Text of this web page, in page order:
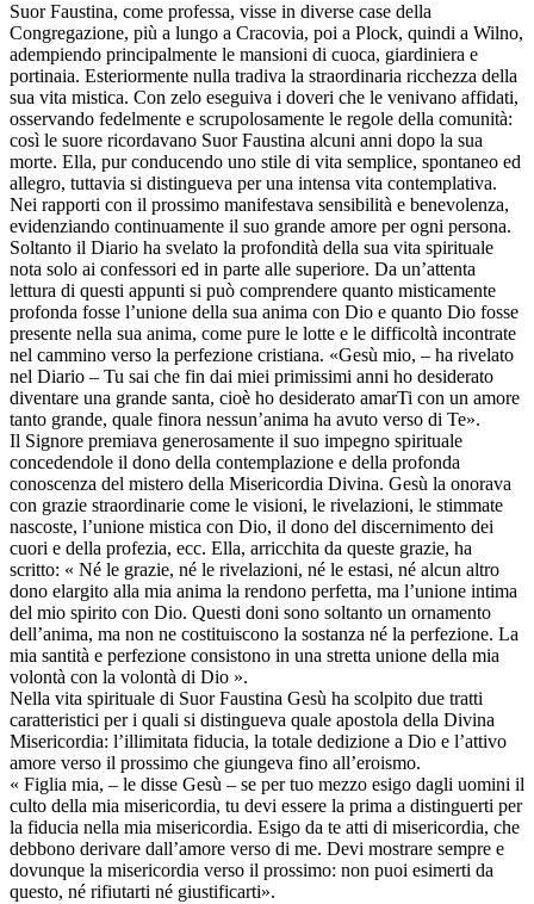
Suor Faustina, come professa, visse in diverse case della
Congregazione, più a lungo a Cracovia, poi a Plock, quindi a Wilno,
adempiendo principalmente le mansioni di cuoca, giardiniera e
portinaia. Esteriormente nulla tradiva la straordinaria ricchezza della
sua vita mistica. Con zelo eseguiva i doveri che le venivano affidati,
osservando fedelmente e scrupolosamente le regole della comunità:
così le suore ricordavano Suor Faustina alcuni anni dopo la sua
morte. Ella, pur conducendo uno stile di vita semplice, spontaneo ed
allegro, tuttavia si distingueva per una intensa vita contemplativa.
Nei rapporti con il prossimo manifestava sensibilità e benevolenza,
evidenziando continuamente il suo grande amore per ogni persona.
Soltanto il Diario ha svelato la profondità della sua vita spirituale
nota solo ai confessori ed in parte alle superiore. Da un’attenta
lettura di questi appunti si può comprendere quanto misticamente
profonda fosse l’unione della sua anima con Dio e quanto Dio fosse
presente nella sua anima, come pure le lotte e le difficoltà incontrate
nel cammino verso la perfezione cristiana. «Gesù mio, – ha rivelato
nel Diario – Tu sai che fin dai miei primissimi anni ho desiderato
diventare una grande santa, cioè ho desiderato amarTi con un amore
tanto grande, quale finora nessun’anima ha avuto verso di Te».
Il Signore premiava generosamente il suo impegno spirituale
concedendole il dono della contemplazione e della profonda
conoscenza del mistero della Misericordia Divina. Gesù la onorava
con grazie straordinarie come le visioni, le rivelazioni, le stimmate
nascoste, l’unione mistica con Dio, il dono del discernimento dei
cuori e della profezia, ecc. Ella, arricchita da queste grazie, ha
scritto: « Né le grazie, né le rivelazioni, né le estasi, né alcun altro
dono elargito alla mia anima la rendono perfetta, ma l’unione intima
del mio spirito con Dio. Questi doni sono soltanto un ornamento
dell’anima, ma non ne costituiscono la sostanza né la perfezione. La
mia santità e perfezione consistono in una stretta unione della mia
volontà con la volontà di Dio ».
Nella vita spirituale di Suor Faustina Gesù ha scolpito due tratti
caratteristici per i quali si distingueva quale apostola della Divina
Misericordia: l’illimitata fiducia, la totale dedizione a Dio e l’attivo
amore verso il prossimo che giungeva fino all’eroismo.
« Figlia mia, – le disse Gesù – se per tuo mezzo esigo dagli uomini il
culto della mia misericordia, tu devi essere la prima a distinguerti per
la fiducia nella mia misericordia. Esigo da te atti di misericordia, che
debbono derivare dall’amore verso di me. Devi mostrare sempre e
dovunque la misericordia verso il prossimo: non puoi esimerti da
questo, né rifiutarti né giustificarti».